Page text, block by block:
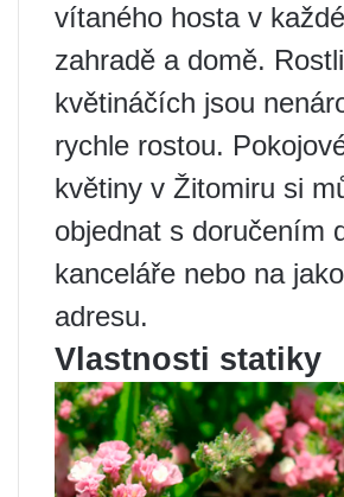
vítaného hosta v
zahradě a domě.
květináčích jsou
rychle rostou.
květiny v Žitomiru si
objednat s doručením
kanceláře nebo na
adresu.
Vlastnosti statiky